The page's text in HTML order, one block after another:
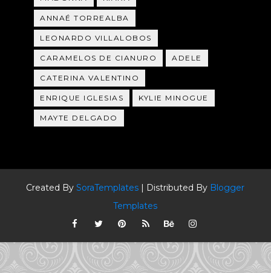
ANNAÉ TORREALBA
LEONARDO VILLALOBOS
CARAMELOS DE CIANURO ADELE
CATERINA VALENTINO
ENRIQUE IGLESIAS KYLIE MINOGUE
MAYTE DELGADO
Created BySoraTemplates | Distributed By Blogger
Templates